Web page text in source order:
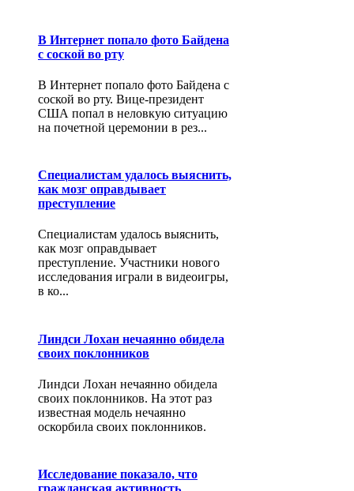
В Интернет попало фото Байдена
с соской во рту
В Интернет попало фото Байдена с
соской во рту. Вице-президент
США попал в неловкую ситуацию
на почетной церемонии в рез...
Специалистам удалось выяснить,
как мозг оправдывает
преступление
Специалистам удалось выяснить,
как мозг оправдывает
преступление. Участники нового
исследования играли в видеоигры,
в ко...
Линдси Лохан нечаянно обидела
своих поклонников
Линдси Лохан нечаянно обидела
своих поклонников. На этот раз
известная модель нечаянно
оскорбила своих поклонников.
Исследование показало, что